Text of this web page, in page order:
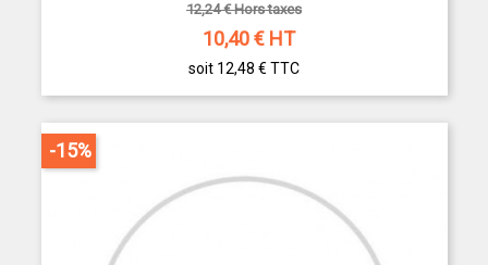
12,24 € Hors taxes
10,40€ HT
soit 12,48 € TTC
-15%